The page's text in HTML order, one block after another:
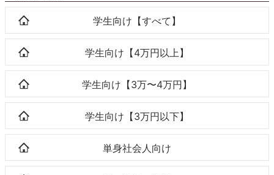
学生向け【すべて】
学生向け【4万円以上】
学生向け【3万〜4万円】
学生向け【3万円以下】
単身社会人向け